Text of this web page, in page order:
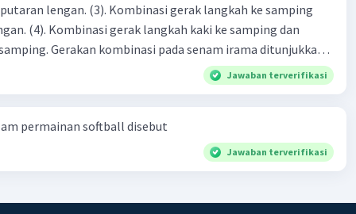
gerak langkah ke samping
samping dan
irama ditunjukkan
Jawaban terverifikasi
permainan softball disebut
Jawaban terverifikasi